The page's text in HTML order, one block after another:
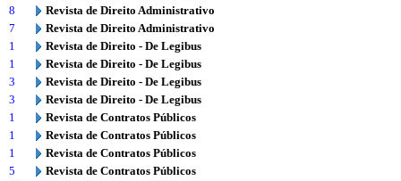
8
Revista de Direito Administrativo
7
Revista de Direito Administrativo
1
Revista de Direito - De Legibus
1
Revista de Direito - De Legibus
3
Revista de Direito - De Legibus
3
Revista de Direito - De Legibus
1
Revista de Contratos Públicos
1
Revista de Contratos Públicos
1
Revista de Contratos Públicos
5
Revista de Contratos Públicos